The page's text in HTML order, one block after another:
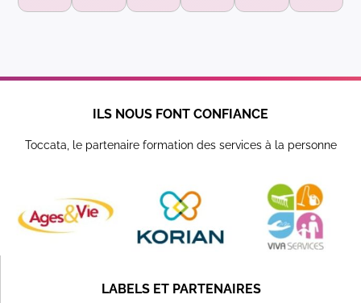
ILS NOUS FONT CONFIANCE
Toccata, le partenaire formation des services à la personne
LABELS ET PARTENAIRES